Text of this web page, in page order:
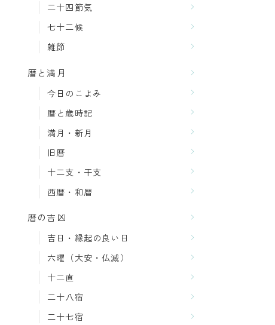
二十四節気
七十二候
雑節
暦と満月
今日のこよみ
暦と歳時記
満月・新月
旧暦
十二支・干支
西暦・和暦
暦の吉凶
吉日・縁起の良い日
六曜（大安・仏滅）
十二直
二十八宿
二十七宿